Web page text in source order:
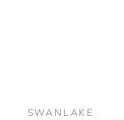
SWANLAKE